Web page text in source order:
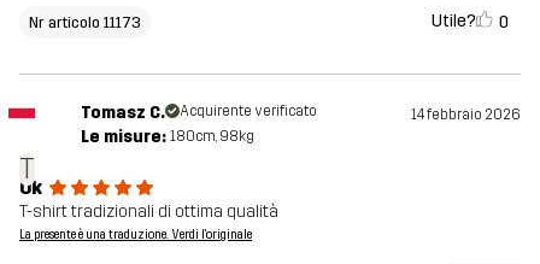
Nr articolo 11173 Utile? 0
T
Tomasz C. Acquirente verificato 14 febbraio 2026
Le misure: 180cm, 98kg
Ok
T-shirt tradizionali di ottima qualità
La presente è una traduzione. Verdi l'originale